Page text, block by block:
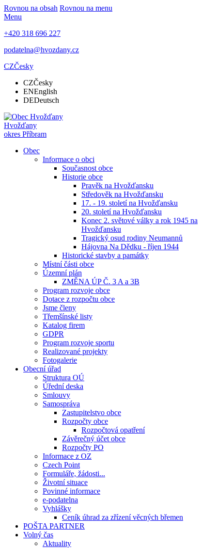
Rovnou na obsah Rovnou na menu
Menu
+420 318 696 227
podatelna@hvozdany.cz
CZČesky
CZČesky
ENEnglish
DEDeutsch
Hvožďany
okres Příbram
Obec
Informace o obci
Současnost obce
Historie obce
Pravěk na Hvožďansku
Středověk na Hvožďansku
17. - 19. století na Hvožďansku
20. století na Hvožďansku
Konec 2. světové války a rok 1945 na
Hvožďansku
Tragický osud rodiny Neumannů
Hájovna Na Dědku - říjen 1944
Historické stavby a památky
Místní části obce
Územní plán
ZMĚNA ÚP Č. 3 A a 3B
Program rozvoje obce
Dotace z rozpočtu obce
Jsme členy
Třemšínské listy
Katalog firem
GDPR
Program rozvoje sportu
Realizované projekty
Fotogalerie
Obecní úřad
Struktura OÚ
Úřední deska
Smlouvy
Samospráva
Zastupitelstvo obce
Rozpočty obce
Rozpočtová opatření
Závěrečný účet obce
Rozpočty PO
Informace z OZ
Czech Point
Formuláře, žádosti...
Životní situace
Povinné informace
e-podatelna
Vyhlášky
Ceník úhrad za zřízení věcných břemen
POŠTA PARTNER
Volný čas
Aktuality